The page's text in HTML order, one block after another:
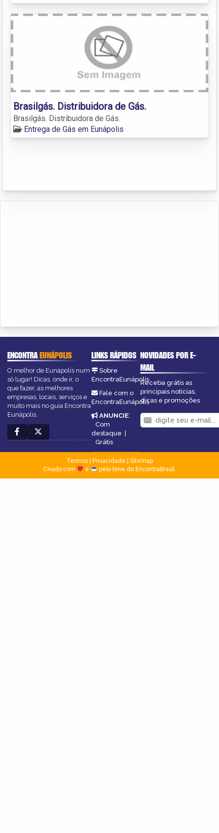
Brasilgás. Distribuidora de Gás.
Brasilgás. Distribuidora de Gás.
Entrega de Gás em Eunápolis
ENCONTRAEUNÁPOLIS
O melhor de Eunápolis num
só lugar! Dicas, onde ir, o
que fazer, as melhores
empresas, locais, serviços e
muito mais no guia Encontra
Eunápolis.
LINKS RÁPIDOS
Sobre
EncontraEunápolis
Fale com o
EncontraEunápolis
ANUNCIE:
Com
destaque |
Grátis
NOVIDADES POR E-
MAIL
Receba grátis as
principais notícias,
dicas e promoções
Termos| Privacidade
Sitemap
Criado com
e pelo time do EncontraBrasil